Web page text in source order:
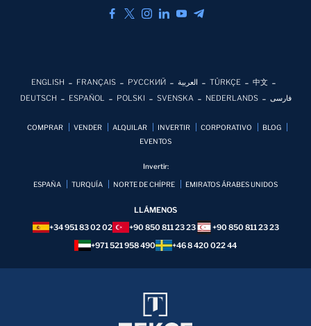
ENGLISH FRANÇAIS РУССКИЙ العربية TÜRKÇE
中文
DEUTSCH
ESPAÑOL POLSKI SVENSKA NEDERLANDS فارسی
COMPRAR VENDER ALQUILAR INVERTIR CORPORATIVO
BLOG
EVENTOS
Invertir:
ESPAÑA TURQUÍA NORTE DE CHİPRE EMIRATOS ÁRABES UNIDOS
LLÁMENOS
+34 951 83 02 02
+90 850 811 23 23
+90 850 811 23 23
+971 521 958 490
+46 8 420 022 44